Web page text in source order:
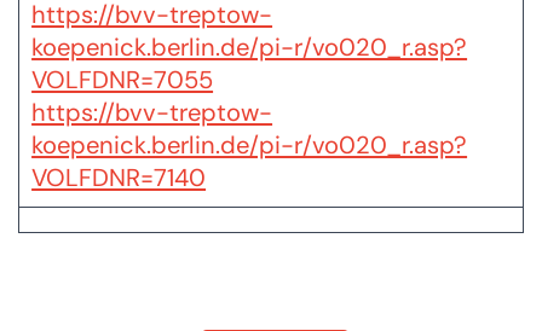
https://bvv-treptow-
koepenick.berlin.de/pi-r/vo020_r.asp?
VOLFDNR=7055
https://bvv-treptow-
koepenick.berlin.de/pi-r/vo020_r.asp?
VOLFDNR=7140